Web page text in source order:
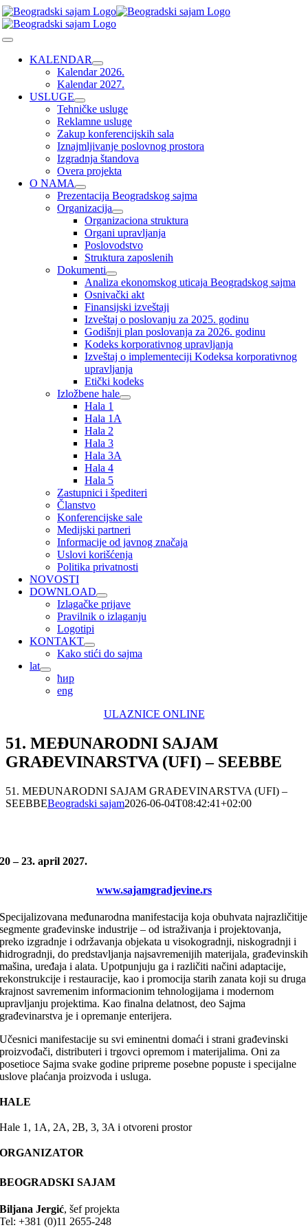
Skip
to
content
Toggle
NavigationKALENDAR
Kalendar 2026.
Kalendar 2027.
USLUGE
Tehničke usluge
Reklamne usluge
Zakup konferencijskih sala
Iznajmljivanje poslovnog prostora
Izgradnja štandova
Overa projekta
O NAMA
Prezentacija Beogradskog sajma
Organizacija
Organizaciona struktura
Organi upravljanja
Poslovodstvo
Struktura zaposlenih
Dokumenti
Analiza ekonomskog uticaja Beogradskog sajma
Osnivački akt
Finansijski izveštaji
Izveštaj o poslovanju za 2025. godinu
Godišnji plan poslovanja za 2026. godinu
Kodeks korporativnog upravljanja
Izveštaj o implementeciji Kodeksa korporativnog
upravljanja
Etički kodeks
Izložbene hale
Hala 1
Hala 1A
Hala 2
Hala 3
Hala 3A
Hala 4
Hala 5
Zastupnici i špediteri
Članstvo
Konferencijske sale
Medijski partneri
Informacije od javnog značaja
Uslovi korišćenja
Politika privatnosti
NOVOSTI
DOWNLOAD
Izlagačke prijave
Pravilnik o izlaganju
Logotipi
KONTAKT
Kako stići do sajma
lat
ћир
eng
ULAZNICE ONLINE
51. MEĐUNARODNI SAJAM
GRAĐEVINARSTVA (UFI) – SEEBBE
51. MEĐUNARODNI SAJAM GRAĐEVINARSTVA (UFI) –
SEEBBEBeogradski sajam2026-06-04T08:42:41+02:00
20 – 23. april 2027.
www.sajamgradjevine.rs
Specijalizovana međunarodna manifestacija koja obuhvata najrazličitije
segmente građevinske industrije – od istraživanja i projektovanja,
preko izgradnje i održavanja objekata u visokogradnji, niskogradnji i
hidrogradnji, do predstavljanja najsavremenijih materijala, građevinskih
mašina, uređaja i alata. Upotpunjuju ga i različiti načini adaptacije,
rekonstrukcije i restauracije, kao i promocija starih zanata koji su druga
krajnost savremenim informacionim tehnologijama i modernom
upravljanju projektima. Kao finalna delatnost, deo Sajma
građevinarstva je i opremanje enterijera.
Učesnici manifestacije su svi eminentni domaći i strani građevinski
proizvođači, distributeri i trgovci opremom i materijalima. Oni za
posetioce Sajma svake godine pripreme posebne popuste i specijalne
uslove plaćanja proizvoda i usluga.
HALE
Hale 1, 1A, 2A, 2B, 3, 3A i otvoreni prostor
ORGANIZATOR
BEOGRADSKI SAJAM
Biljana Jergić, šef projekta
Tel: +381 (0)11 2655-248